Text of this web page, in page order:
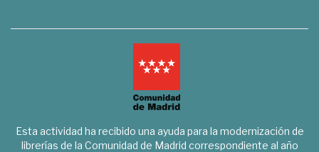
Esta actividad ha recibido una ayuda para la modernización de
librerías de la Comunidad de Madrid correspondiente al año